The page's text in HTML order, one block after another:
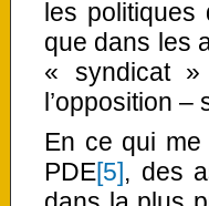
les
que dans les
« syndicat
l’opposition
En ce qui me
PDE[5], des